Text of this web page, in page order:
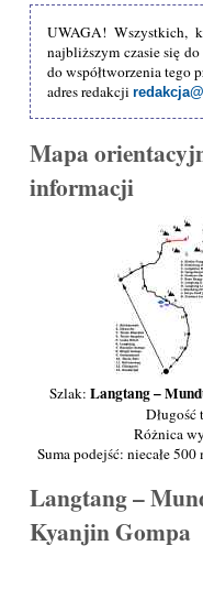
UWAGA! Wszystkich,
najbliższym czasie się
do współtworzenia tego
adres redakcji
Mapa
informacji
Szlak: Langtang –
Długość
Różnica
Suma podejść: niecałe 500
Langtang –
Kyanjin Gompa